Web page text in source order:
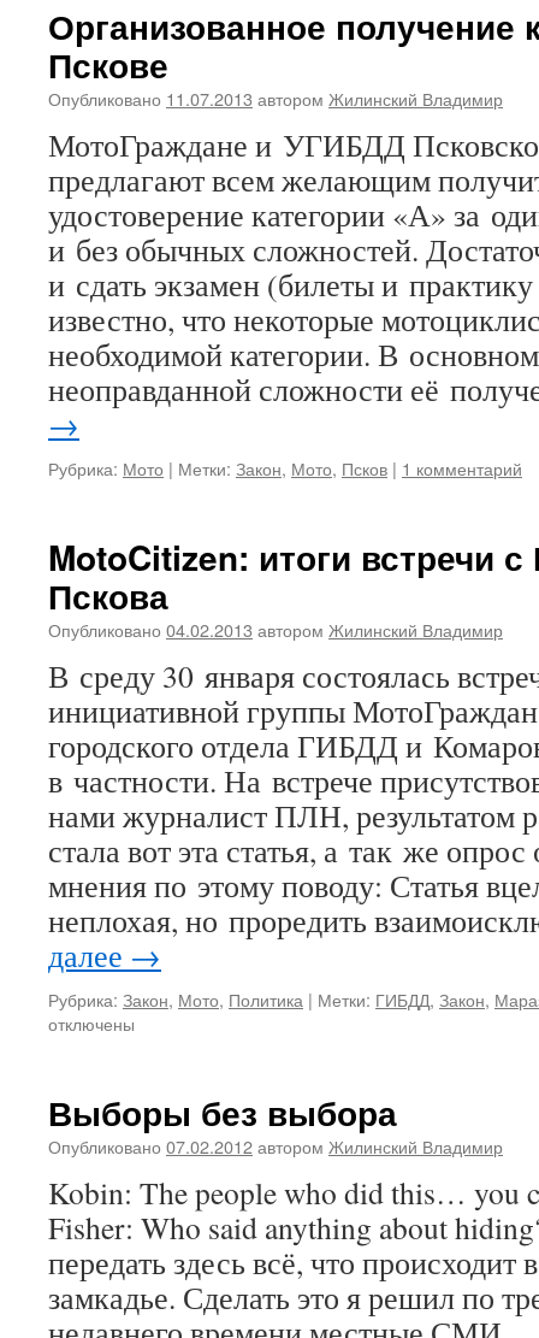
Организованное получение
Пскове
Опубликовано 11.07.2013 автором Жилинский Владимир
МотоГраждане и УГИБДД
предлагают всем желающим
удостоверение категории «А» за
и без обычных сложностей.
и сдать экзамен (билеты и
известно, что некоторые
необходимой категории. В
неоправданной сложности её
→
Рубрика: Мото | Метки: Закон, Мото, Псков | 1 комментарий
MotoCitizen: итоги встречи
Пскова
Опубликовано 04.02.2013 автором Жилинский Владимир
В среду 30 января состоялась
инициативной группы
городского отдела ГИБДД и
в частности. На встрече
нами журналист ПЛН, результатом
стала вот эта статья, а так же
мнения по этому поводу: Статья
неплохая, но проредить
далее →
Рубрика: Закон, Мото, Политика | Метки: ГИБДД, Закон,
отключены
Выборы без выбора
Опубликовано 07.02.2012автором Жилинский Владимир
Kobin: The people who did this… you
Fisher: Who said anything about
передать здесь всё, что
замкадье. Сделать это я решил по